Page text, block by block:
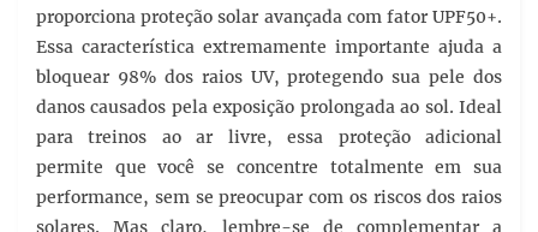
proporciona proteção solar avançada com fator UPF50+.
Essa característica extremamente importante ajuda a
bloquear 98% dos raios UV, protegendo sua pele dos
danos causados pela exposição prolongada ao sol. Ideal
para treinos ao ar livre, essa proteção adicional
permite que você se concentre totalmente em sua
performance, sem se preocupar com os riscos dos raios
solares. Mas claro, lembre-se de complementar a